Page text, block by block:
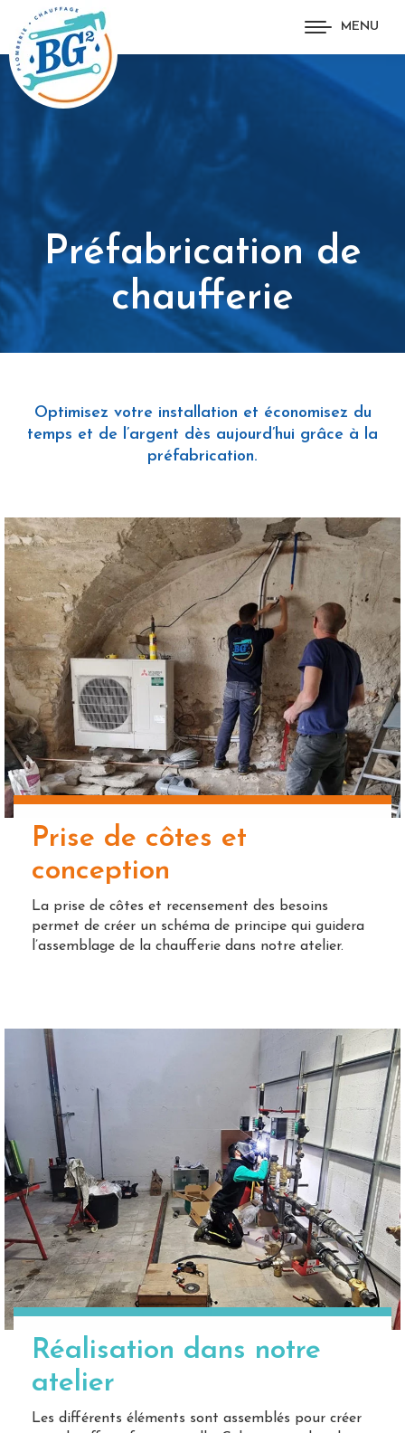
MENU
Préfabrication de
chaufferie
Optimisez votre installation et économisez du
temps et de l’argent dès aujourd’hui grâce à la
préfabrication.
Prise de côtes et
conception
La prise de côtes et recensement des besoins
permet de créer un schéma de principe qui guidera
l’assemblage de la chaufferie dans notre atelier.
Réalisation dans notre
atelier
Les différents éléments sont assemblés pour créer